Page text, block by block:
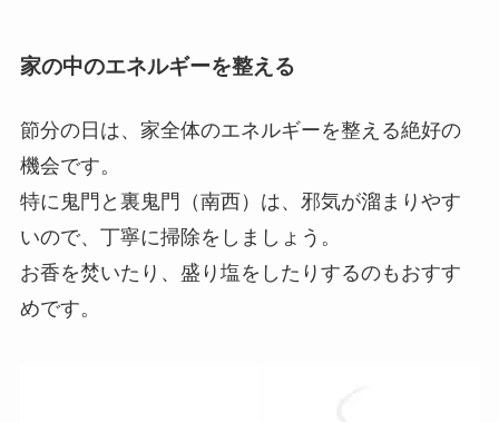
機会です。
いので、丁寧に掃除をしましょう。
お香を焚いたり、盛り塩をしたりするのもおすす
めです。